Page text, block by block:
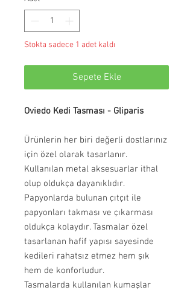
Stokta sadece 1 adet kaldı
Sepete Ekle
Oviedo Kedi Tasması - Gliparis
Ürünlerin her biri değerli dostlarınız
için özel olarak tasarlanır.
Kullanılan metal aksesuarlar ithal
olup oldukça dayanıklıdır.
Papyonlarda bulunan çıtçıt ile
papyonları takması ve çıkarması
oldukça kolaydır. Tasmalar özel
tasarlanan hafif yapısı sayesinde
kedileri rahatsız etmez hem şık
hem de konforludur.
Tasmalarda kullanılan kumaşlar